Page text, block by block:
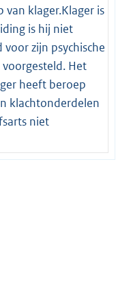
klager.Klager is
is hij niet
zijn psychische
Het
heeft beroep
klachtonderdelen
niet